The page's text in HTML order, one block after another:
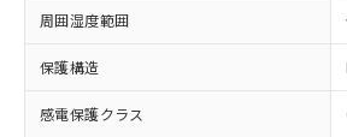
周囲湿度範囲
保護構造
感電保護クラス
在庫状況および標準価格
記載している更新日時点
タに基づき作成されるも
覧された時点での実際の
いたものが、含有品と判明した
むを得ず変更することがありま
ミウム(Cd) 100ppm以下、
「－」：未確認です。当社販
*中国RoHS10物質の基準値 (GB/
Pb(鉛) :1000ppm、 Hg(水銀) : 1000ppm
当社は、これら貴社製品
為替および外国貿易法に
（以下｢規制貨物等」とい
または国外への提供する
国政府の輸出許可(または
号